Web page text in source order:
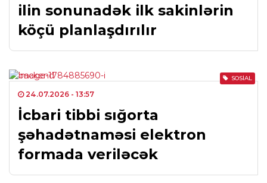
ilin sonunadək ilk sakinlərin
köçü planlaşdırılır
SOSIAL
24.07.2026 - 13:57
İcbari tibbi sığorta
şəhadətnaməsi elektron
formada veriləcək